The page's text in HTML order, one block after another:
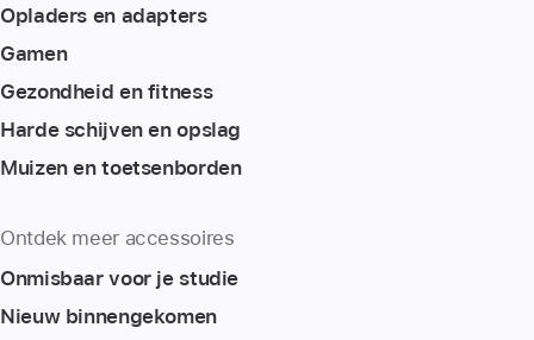
Opladers en adapters
Gamen
Gezondheid en fitness
Harde schijven en opslag
Muizen en toetsenborden
Ontdek meer accessoires
Onmisbaar voor je studie
Nieuw binnengekomen